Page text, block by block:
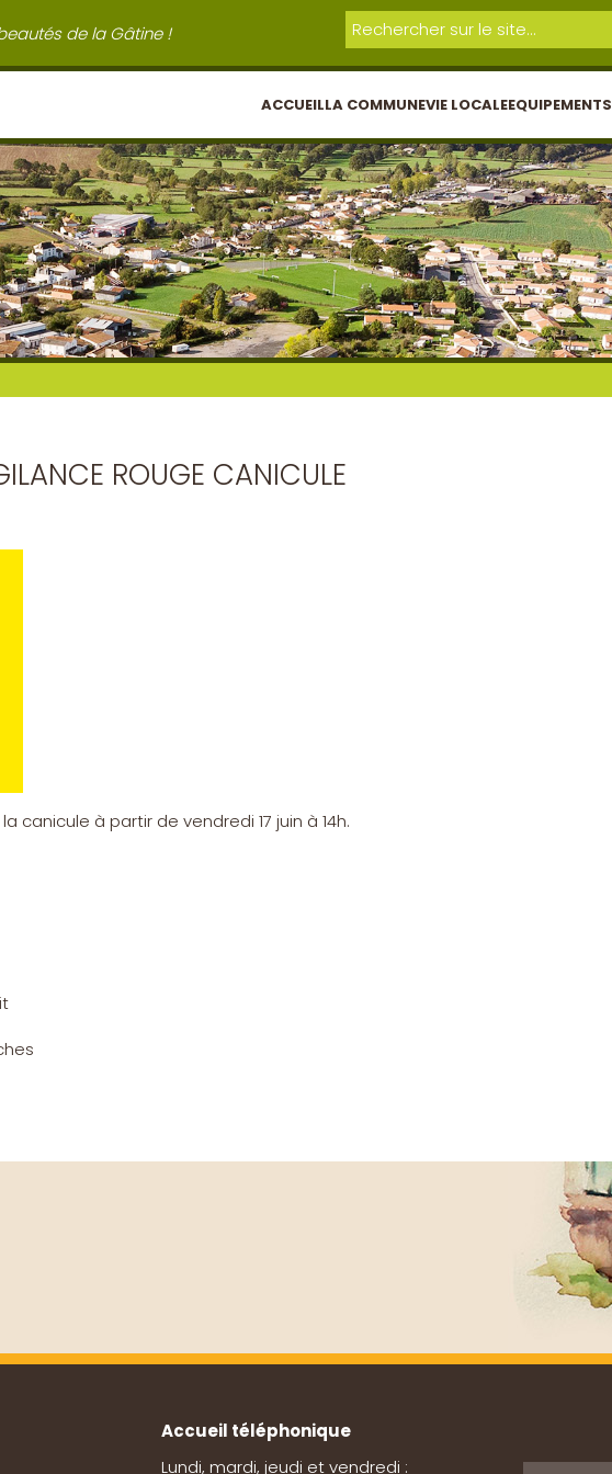
de la Gâtine !
ACCUEILLA COMMUNEVIE LOCALEEQUIPEMENTS
ROUGE CANICULE
canicule à partir de vendredi 17 juin à 14h.
Accueil téléphonique
Lundi, mardi, jeudi et vendredi :